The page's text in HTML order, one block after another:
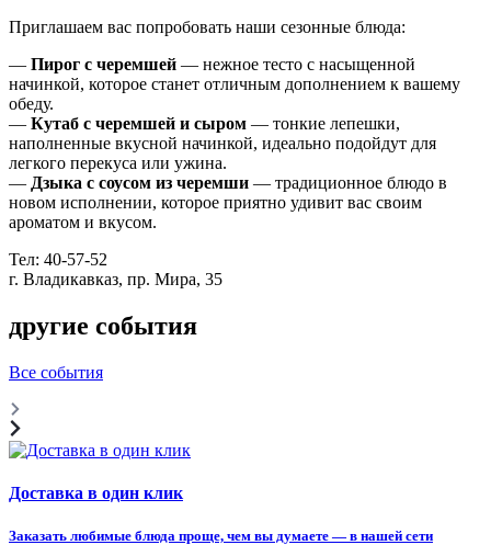
Приглашаем вас попробовать наши сезонные блюда:
— Пирог с черемшей — нежное тесто с насыщенной
начинкой, которое станет отличным дополнением к вашему
обеду.
— Кутаб с черемшей и сыром — тонкие лепешки,
наполненные вкусной начинкой, идеально подойдут для
легкого перекуса или ужина.
— Дзыка с соусом из черемши — традиционное блюдо в
новом исполнении, которое приятно удивит вас своим
ароматом и вкусом.
Тел: 40-57-52
г. Владикавказ, пр. Мира, 35
другие события
Все события
Доставка в один клик
Заказать любимые блюда проще, чем вы думаете — в нашей сети